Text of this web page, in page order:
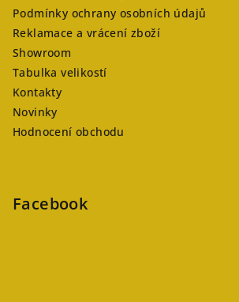
Podmínky ochrany osobních údajů
Reklamace a vrácení zboží
Showroom
Tabulka velikostí
Kontakty
Novinky
Hodnocení obchodu
Facebook